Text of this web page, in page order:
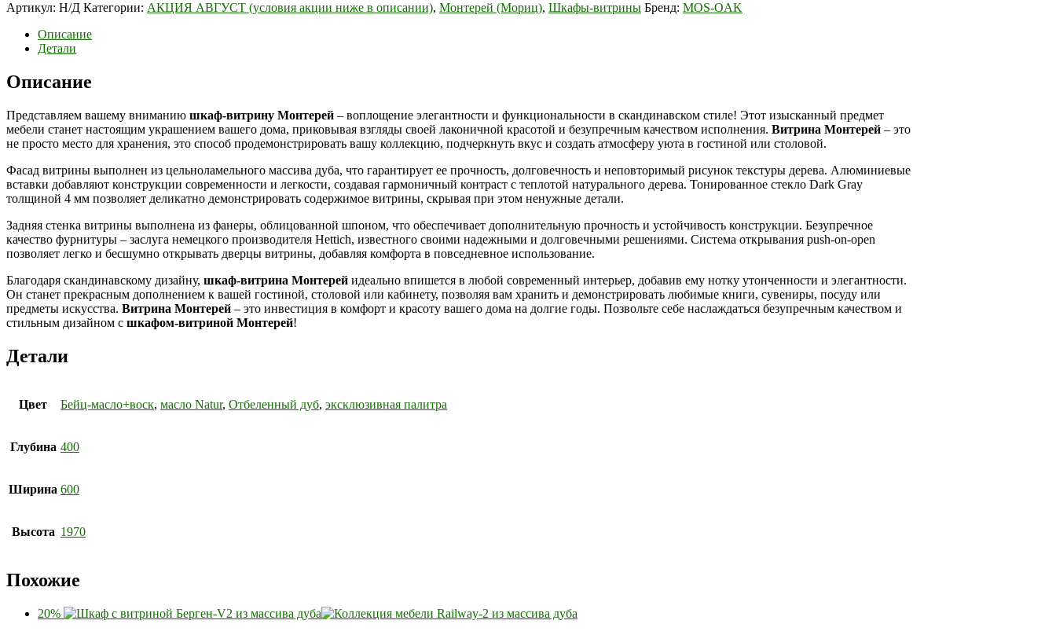
Артикул: Н/Д Категории: АКЦИЯ АВГУСТ (условия акции ниже в описании), Монтерей (Мориц), Шкафы-витрины Бренд: MOS-OAK
Описание
Детали
Описание
Представляем вашему вниманию шкаф-витрину Монтерей – воплощение элегантности и функциональности в скандинавском стиле! Этот изысканный предмет
мебели станет настоящим украшением вашего дома, приковывая взгляды своей лаконичной красотой и безупречным качеством исполнения. Витрина Монтерей – это
не просто место для хранения, это способ продемонстрировать вашу коллекцию, подчеркнуть вкус и создать атмосферу уюта в гостиной или столовой.
Фасад витрины выполнен из цельноламельного массива дуба, что гарантирует ее прочность, долговечность и неповторимый рисунок текстуры дерева. Алюминиевые
вставки добавляют конструкции современности и легкости, создавая гармоничный контраст с теплотой натурального дерева. Тонированное стекло Dark Gray
толщиной 4 мм позволяет деликатно демонстрировать содержимое витрины, скрывая при этом ненужные детали.
Задняя стенка витрины выполнена из фанеры, облицованной шпоном, что обеспечивает дополнительную прочность и устойчивость конструкции. Безупречное
качество фурнитуры – заслуга немецкого производителя Hettich, известного своими надежными и долговечными решениями. Система открывания push-on-open
позволяет легко и бесшумно открывать дверцы витрины, добавляя комфорта в повседневное использование.
Благодаря скандинавскому дизайну, шкаф-витрина Монтерей идеально впишется в любой современный интерьер, добавив ему нотку утонченности и элегантности.
Он станет прекрасным дополнением к вашей гостиной, столовой или кабинету, позволяя вам хранить и демонстрировать любимые книги, сувениры, посуду или
предметы искусства. Витрина Монтерей – это инвестиция в комфорт и красоту вашего дома на долгие годы. Позвольте себе наслаждаться безупречным качеством и
стильным дизайном с шкафом-витриной Монтерей!
Детали
Цвет Бейц-масло+воск, масло Natur, Отбеленный дуб, эксклюзивная палитра
Глубина 400
Ширина 600
Высота 1970
Похожие
20%